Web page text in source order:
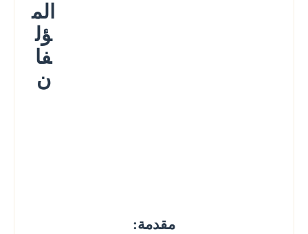
الم
ؤل
فا
ن
مقدمة: